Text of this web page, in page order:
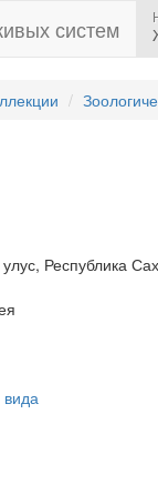
систем
Республика
вида